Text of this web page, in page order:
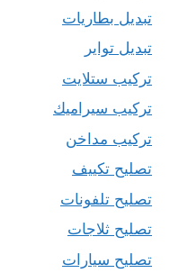
تبديل بطاريات
تبديل تواير
تركيب ستلايت
تركيب سيراميك
تركيب مداخن
تصليح تكييف
تصليح تلفونات
تصليح ثلاجات
تصليح سيارات